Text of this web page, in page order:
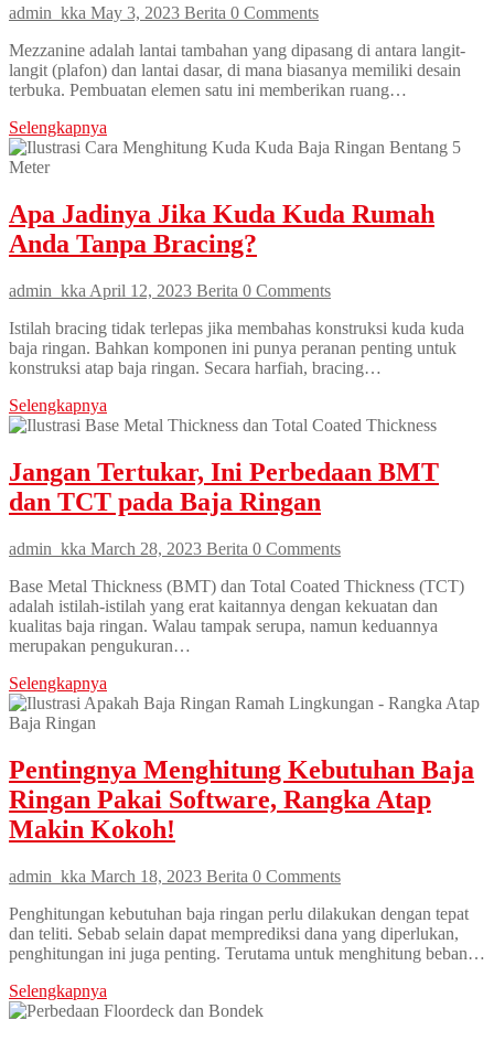
admin_kka May 3, 2023 Berita 0 Comments
Mezzanine adalah lantai tambahan yang dipasang di antara langit-
langit (plafon) dan lantai dasar, di mana biasanya memiliki desain
terbuka. Pembuatan elemen satu ini memberikan ruang…
Selengkapnya
Apa Jadinya Jika Kuda Kuda Rumah
Anda Tanpa Bracing?
admin_kka April 12, 2023 Berita 0 Comments
Istilah bracing tidak terlepas jika membahas konstruksi kuda kuda
baja ringan. Bahkan komponen ini punya peranan penting untuk
konstruksi atap baja ringan. Secara harfiah, bracing…
Selengkapnya
Jangan Tertukar, Ini Perbedaan BMT
dan TCT pada Baja Ringan
admin_kka March 28, 2023 Berita 0 Comments
Base Metal Thickness (BMT) dan Total Coated Thickness (TCT)
adalah istilah-istilah yang erat kaitannya dengan kekuatan dan
kualitas baja ringan. Walau tampak serupa, namun keduannya
merupakan pengukuran…
Selengkapnya
Pentingnya Menghitung Kebutuhan Baja
Ringan Pakai Software, Rangka Atap
Makin Kokoh!
admin_kka March 18, 2023 Berita 0 Comments
Penghitungan kebutuhan baja ringan perlu dilakukan dengan tepat
dan teliti. Sebab selain dapat memprediksi dana yang diperlukan,
penghitungan ini juga penting. Terutama untuk menghitung beban…
Selengkapnya